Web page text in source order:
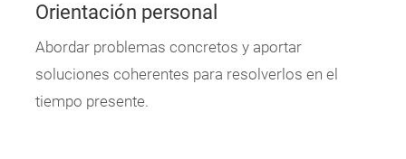
Orientación personal
Abordar problemas concretos y aportar
soluciones coherentes para resolverlos en el
tiempo presente.